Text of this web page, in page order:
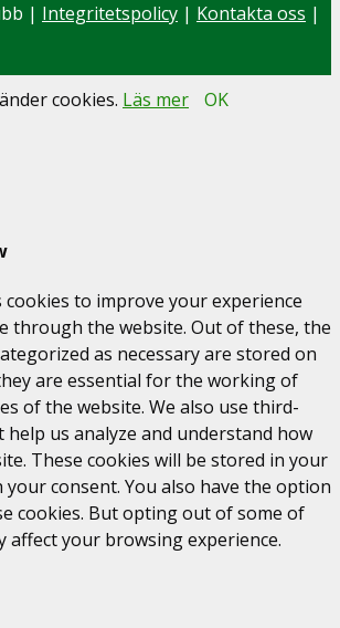
| Integritetspolicy | Kontakta oss |
cookies. Läs mer OK
cookies to improve your experience
through the website. Out of these, the
as necessary are stored on
are essential for the working of
of the website. We also use third-
us analyze and understand how
These cookies will be stored in your
consent. You also have the option
cookies. But opting out of some of
affect your browsing experience.